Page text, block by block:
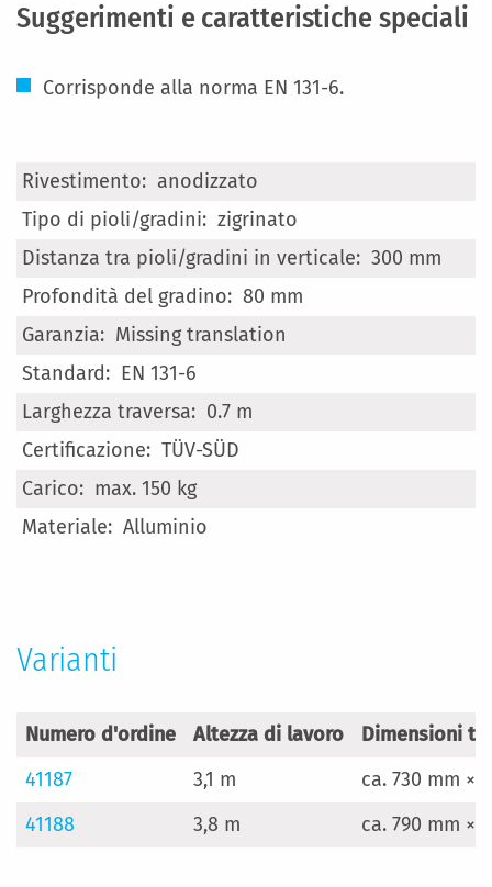
Suggerimenti e caratteristiche speciali
Corrisponde alla norma EN 131-6.
Maggiori
Informazioni
anodizzato
zigrinato
300 mm
80 mm
Missing translation
EN 131-6
0.7 m
TÜV-SÜD
max. 150 kg
Alluminio
Varianti
Numero d'ordine Altezza di lavoro
Dimensioni
41187
3,1 m
ca. 730 mm ×
41188
3,8 m ca. 790 mm ×